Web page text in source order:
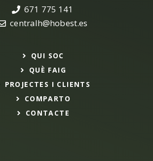
671 775 141
centralh@hobest.es
QUI SOC
QUÈ FAIG
PROJECTES I CLIENTS
COMPARTO
CONTACTE